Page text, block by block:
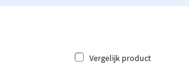
Vergelijk product